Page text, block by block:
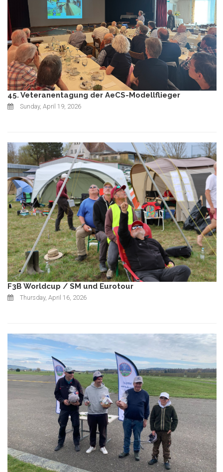
45. Veteranentagung der AeCS-Modellflieger
Sunday, April 19, 2026
F3B Worldcup / SM und Eurotour
Thursday, April 16, 2026